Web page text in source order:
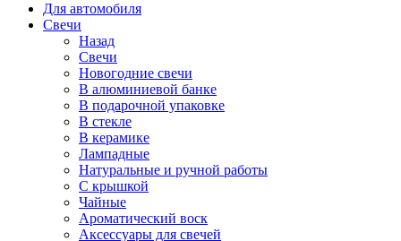
Для автомобиля
Свечи
Назад
Свечи
Новогодние свечи
В алюминиевой банке
В подарочной упаковке
В стекле
В керамике
Лампадные
Натуральные и ручной работы
С крышкой
Чайные
Ароматический воск
Аксессуары для свечей